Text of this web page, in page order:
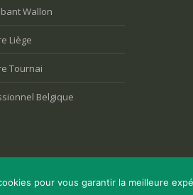
Wallon
Liège
Tournai
Belgique
pour vous garantir la meilleure